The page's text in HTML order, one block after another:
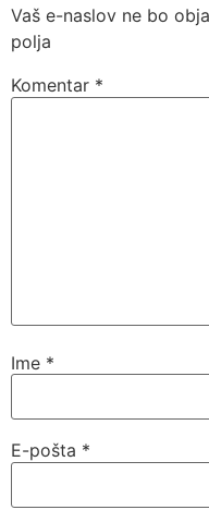
Vaš e-naslov ne bo
polja
Komentar *
Ime *
E-pošta *